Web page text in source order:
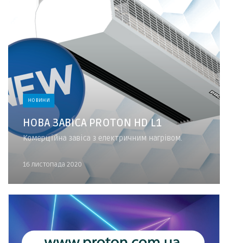
НОВИНИ
НОВА ЗАВІСА PROTON HD L1
Комерційна завіса з електричним нагрівом.
16 листопада 2020